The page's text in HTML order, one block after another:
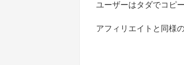
ユーザーはタダでコピー
アフィリエイトと同様